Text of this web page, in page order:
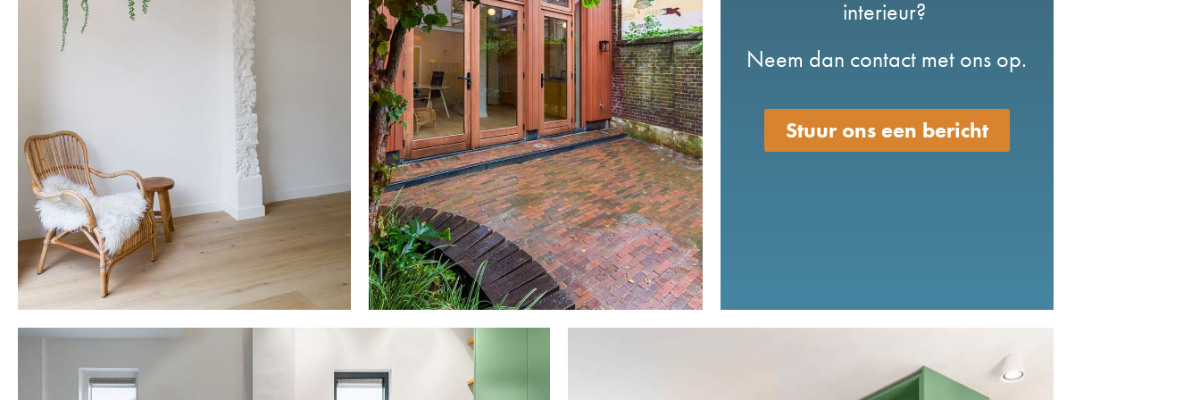
interieur?
Neem dan contact met ons op.
Stuur ons een bericht